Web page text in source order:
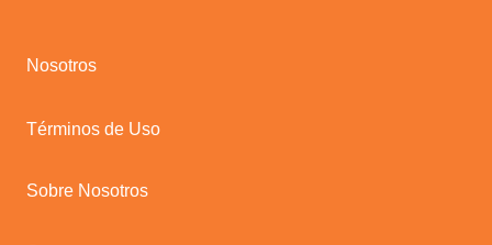
Nosotros
Términos de Uso
Sobre Nosotros